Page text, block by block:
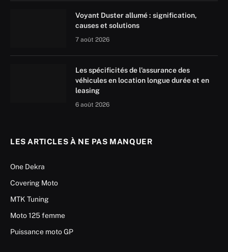
Voyant Duster allumé : signification,
causes et solutions
7 août 2026
Les spécificités de l’assurance des
véhicules en location longue durée et en
leasing
6 août 2026
LES ARTICLES À NE PAS MANQUER
One Dekra
Covering Moto
MTK Tuning
Moto 125 femme
Puissance moto GP